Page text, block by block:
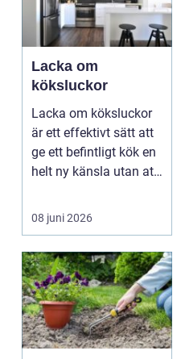
Lacka om
köksluckor
Lacka om köksluckor
är ett effektivt sätt att
ge ett befintligt kök en
helt ny känsla utan att
08 juni 2026